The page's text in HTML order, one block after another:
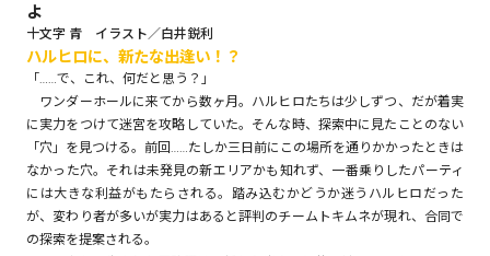
コミッククリエ
リキューレ
よ
十文字 青 イラスト／白井鋭利
ハルヒロに、新たな出逢い！？
「……で、これ、何だと思う？」
ワンダーホールに来てから数ヶ月。ハルヒロたちは少しずつ、だが着実
に実力をつけて迷宮を攻略していた。そんな時、探索中に見たことのない
「穴」を見つける。前回……たしか三日前にこの場所を通りかかったときは
なかった穴。それは未発見の新エリアかも知れず、一番乗りしたパーティ
には大きな利益がもたらされる。踏み込むかどうか迷うハルヒロだった
が、変わり者が多いが実力はあると評判のチームトキムネが現れ、合同で
の探索を提案される。